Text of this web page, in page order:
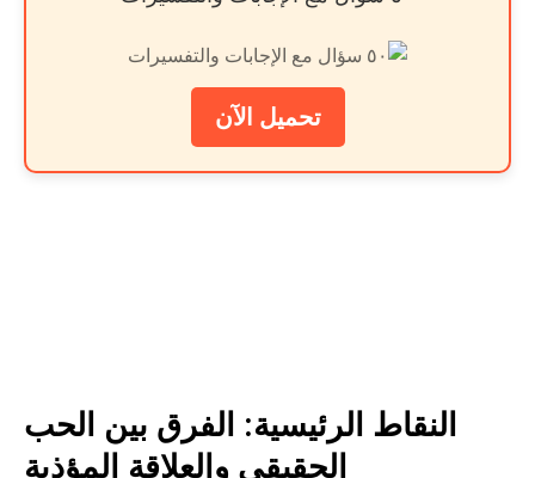
تحميل الآن
النقاط الرئيسية: الفرق بين الحب
الحقيقي والعلاقة المؤذية